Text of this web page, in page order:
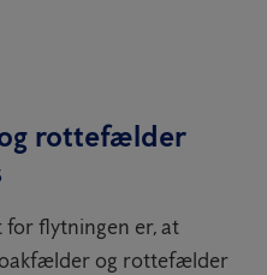
rottefælder
flytningen er, at
og rottefælder